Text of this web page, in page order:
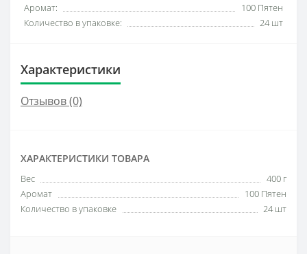
Аромат:
100 Пятен
Количество в упаковке:
24 шт
Характеристики
Отзывов (0)
ХАРАКТЕРИСТИКИ ТОВАРА
Вес
400 г
Аромат
100 Пятен
Количество в упаковке
24 шт